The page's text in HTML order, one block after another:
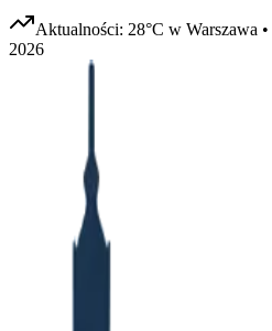
Aktualności: 28°C w Warszawa •
2026